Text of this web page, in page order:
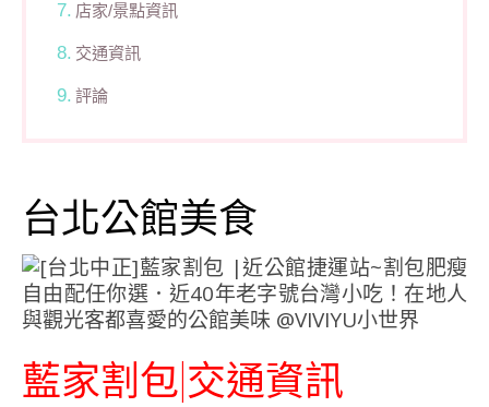
店家/景點資訊
交通資訊
評論
台北公館美食
藍家割包|交通資訊